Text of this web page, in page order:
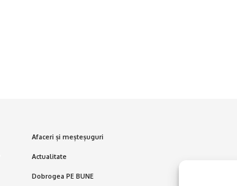
Afaceri și meșteșuguri
Actualitate
Dobrogea PE BUNE